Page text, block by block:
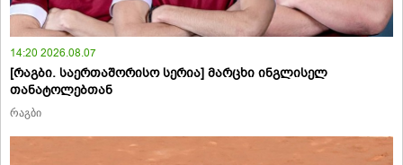
14:20 2026.08.07
[რაგბი. საერთაშორისო სერია] მარცხი ინგლისელ
თანატოლებთან
რაგბი